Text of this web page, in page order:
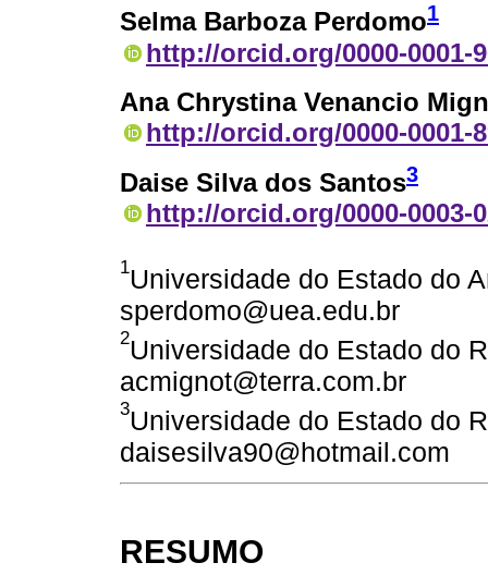
Selma Barboza Perdomo1
http://orcid.org/0000-0001-
Ana Chrystina Venancio
http://orcid.org/0000-0001-
Daise Silva dos Santos3
http://orcid.org/0000-0003-
1Universidade do Estado do
sperdomo@uea.edu.br
2Universidade do Estado do
acmignot@terra.com.br
3Universidade do Estado do
daisesilva90@hotmail.com
RESUMO